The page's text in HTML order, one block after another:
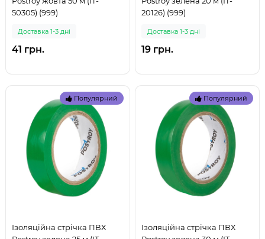
50305) (999)
Доставка 1-3 дні
41 грн.
20126) (999)
Доставка 1-3 дні
19 грн.
Популярний
Ізоляційна стрічка ПВХ
Популярний
Ізоляційна стрічка ПВХ